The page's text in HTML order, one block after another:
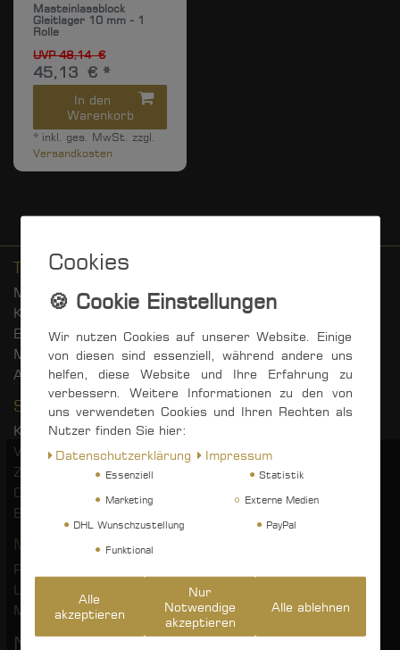
Masteinlassblock
Gleitlager 10 mm - 1
Rolle
UVP 48,14 €
45,13 € *
In den
Warenkorb
* inkl. ges. MwSt.
zzgl.
Versandkosten
Top Kategorien
Master Collections
Karrosserie
Blöcke
MOTUL Motorradpflege
Antifouling
Service
Kontakt
Versandkosten
Zahlungsarten
CLP Verordnung
B2B
Mein Konto
Registrieren
Login
Mein Konto
Newsletter
Cookies
Wir nutzen Cookies auf unserer Website. Einige
von diesen sind essenziell, während andere uns
helfen, diese Website und Ihre Erfahrung zu
verbessern. Weitere Informationen zu den von
uns verwendeten Cookies und Ihren Rechten als
Nutzer finden Sie hier:
Daten­schutz­erklärung
Impressum
Essenziell
Statistik
Marketing
Externe Medien
DHL Wunschzustellung
PayPal
Funktional
Alle
akzeptieren
Nur
Notwendige
akzeptieren
Alle ablehnen